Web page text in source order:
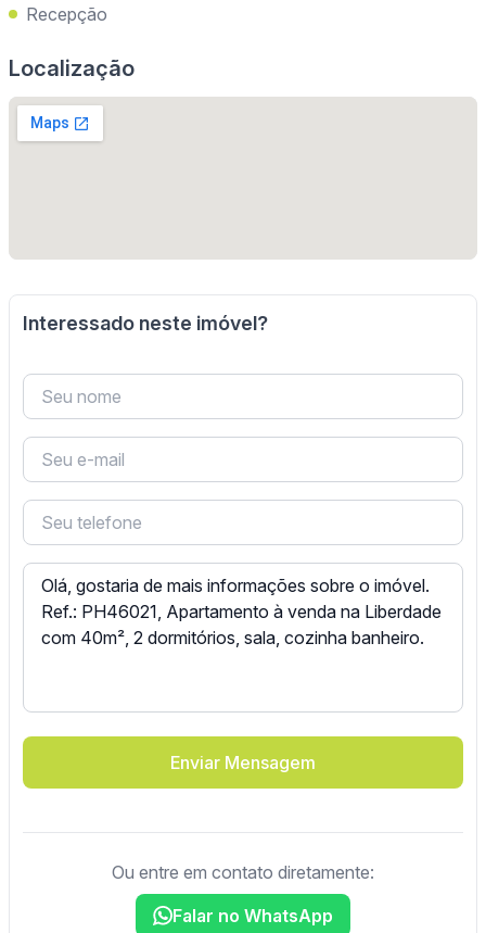
Recepção
Localização
Interessado neste imóvel?
Enviar Mensagem
Ou entre em contato diretamente:
Falar no WhatsApp